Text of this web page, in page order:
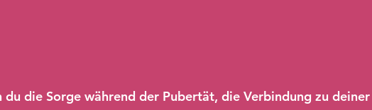
du die Sorge während der Pubertät, die Verbindung zu deiner